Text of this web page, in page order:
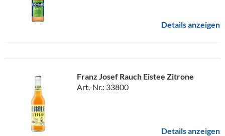
Details anzeigen
Franz Josef Rauch Eistee Zitrone
Art.-Nr.: 33800
Details anzeigen